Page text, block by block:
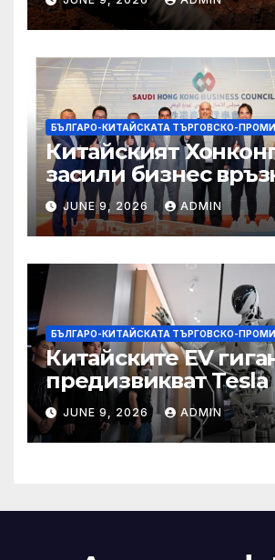
вирусът се
от ДРК
БЪЛГАРО-КИТАЙСКАТА ТЪРГОВСКО-
Китайският
засили бизнес
със Саудитска
JUNE 9, 2026 ADMIN
БЪЛГАРО-КИТАЙСКАТА ТЪРГОВСКО-
Китайските EV
предизвикват Tesla
надпреварата за
комерсиализиране
хуманоидни роботи
JUNE 9, 2026 ADMIN